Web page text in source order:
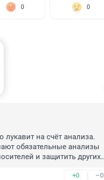
0 0
на счёт анализа.
обязательные анализы
и защитить других
+0 –0